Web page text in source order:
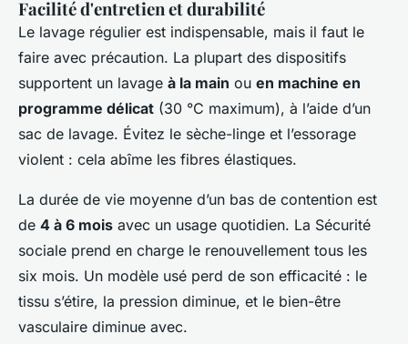
Facilité d'entretien et durabilité
Le lavage régulier est indispensable, mais il faut le
faire avec précaution. La plupart des dispositifs
supportent un lavage à la main ou en machine en
programme délicat (30 °C maximum), à l’aide d’un
sac de lavage. Évitez le sèche-linge et l’essorage
violent : cela abîme les fibres élastiques.
La durée de vie moyenne d’un bas de contention est
de 4 à 6 mois avec un usage quotidien. La Sécurité
sociale prend en charge le renouvellement tous les
six mois. Un modèle usé perd de son efficacité : le
tissu s’étire, la pression diminue, et le bien-être
vasculaire diminue avec.